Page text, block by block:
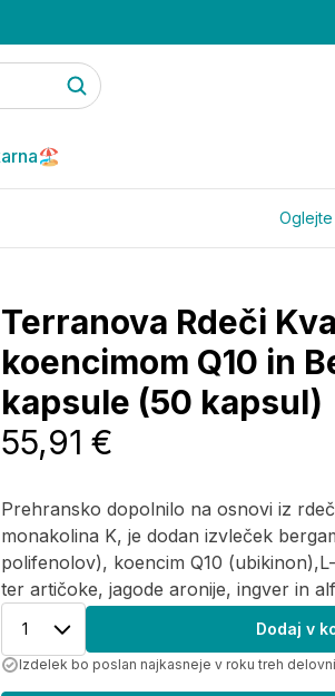
Terranova Rdeči
koencimom Q10 in
kapsule (50 kapsul)
Prehransko dopolnilo na osnovi iz
monakolina K, je dodan izvleček
polifenolov), koencim Q10
ter artičoke, jagode aronije, ingver in
55,91 €
1 Dodaj v
Izdelek bo poslan najkasneje v roku treh